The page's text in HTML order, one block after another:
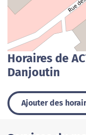
Horaires de
Danjoutin
Ajouter des